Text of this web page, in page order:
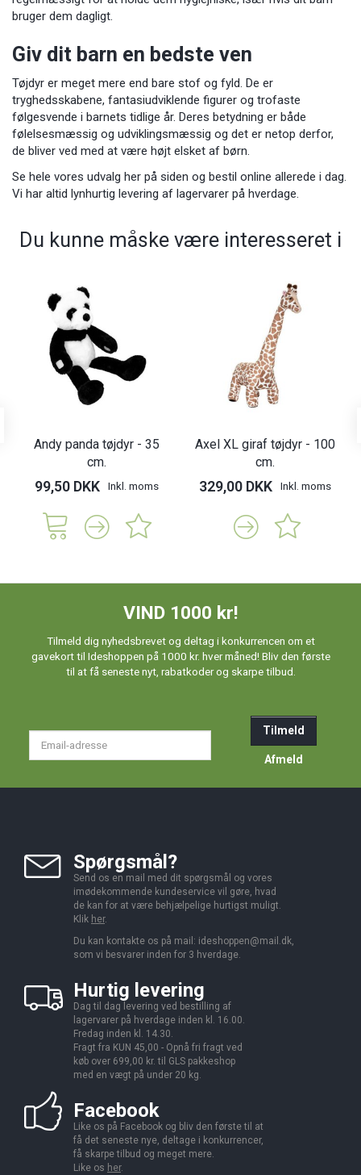
bruger dem dagligt.
Giv dit barn en bedste ven
Tøjdyr er meget mere end bare stof og fyld. De er
tryghedsskabene, fantasiudviklende figurer og trofaste
følgesvende i barnets tidlige år. Deres betydning er både
følelsesmæssig og udviklingsmæssig og det er netop derfor,
de bliver ved med at være højt elsket af børn.
Se hele vores udvalg her på siden og bestil online allerede i dag.
Vi har altid lynhurtig levering af lagervarer på hverdage.
Du kunne måske være interesseret i
Andy panda tøjdyr - 35
cm.
99,50 DKK Inkl. moms
Axel XL giraf tøjdyr - 100
cm.
329,00 DKK Inkl. moms
VIND 1000 kr!
Tilmeld dig nyhedsbrevet og deltag i konkurrencen om et
gavekort til Ideshoppen på 1000 kr. hver måned! Bliv den første
til at få seneste nyt, rabatkoder og skarpe tilbud.
Tilmeld
Afmeld
Spørgsmål?
Send os en mail med dit spørgsmål og vores
imødekommende kundeservice vil gøre, hvad
de kan for at være behjælpelige hurtigst muligt.
Klik her.
Du kan kontakte os på mail: ideshoppen@mail.dk,
som vi besvarer inden for 3 hverdage.
Hurtig levering
Dag til dag levering ved bestilling af
lagervarer på hverdage inden kl. 16.00.
Fredag inden kl. 14.30.
Fragt fra KUN 45,00 - Opnå fri fragt ved
køb over 699,00 kr. til GLS pakkeshop
med en vægt på under 20 kg.
Facebook
Like os på Facebook og bliv den første til at
få det seneste nye, deltage i konkurrencer,
få skarpe tilbud og meget mere.
Like os her.